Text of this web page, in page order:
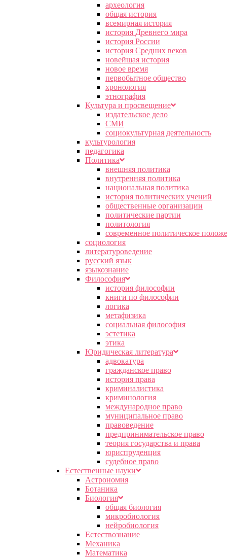
археология
общая история
всемирная история
история Древнего мира
история России
история Средних веков
новейшая история
новое время
первобытное общество
хронология
этнография
Культура и просвещение
издательское дело
СМИ
социокультурная деятельность
культурология
педагогика
Политика
внешняя политика
внутренняя политика
национальная политика
история политических учений
общественные организации
политические партии
политология
современное политическое
социология
литературоведение
русский язык
языкознание
Философия
история философии
книги по философии
логика
метафизика
социальная философия
эстетика
этика
Юридическая литература
адвокатура
гражданское право
история права
криминалистика
криминология
международное право
муниципальное право
правоведение
предпринимательское право
теория государства и права
юриспруденция
судебное право
Естественные науки
Астрономия
Ботаника
Биология
общая биология
микробиология
нейробиология
Естествознание
Механика
Математика